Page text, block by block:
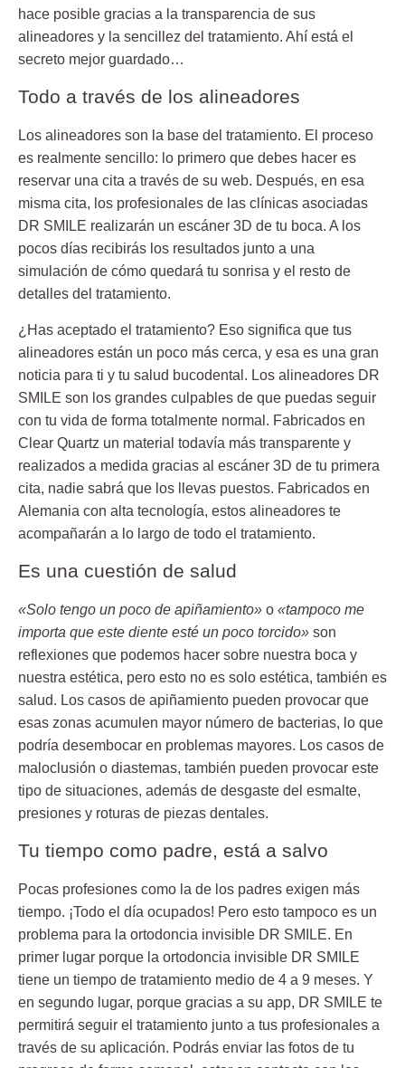
hace posible gracias a la transparencia de sus
alineadores y la sencillez del tratamiento. Ahí está el
secreto mejor guardado…
Todo a través de los alineadores
Los alineadores son la base del tratamiento. El proceso
es realmente sencillo: lo primero que debes hacer es
reservar una cita a través de su web. Después, en esa
misma cita, los profesionales de las clínicas asociadas
DR SMILE realizarán un escáner 3D de tu boca. A los
pocos días recibirás los resultados junto a una
simulación de cómo quedará tu sonrisa y el resto de
detalles del tratamiento.
¿Has aceptado el tratamiento? Eso significa que tus
alineadores están un poco más cerca, y esa es una gran
noticia para ti y tu salud bucodental. Los alineadores DR
SMILE son los grandes culpables de que puedas seguir
con tu vida de forma totalmente normal. Fabricados en
Clear Quartz un material todavía más transparente y
realizados a medida gracias al escáner 3D de tu primera
cita, nadie sabrá que los llevas puestos. Fabricados en
Alemania con alta tecnología, estos alineadores te
acompañarán a lo largo de todo el tratamiento.
Es una cuestión de salud
«Solo tengo un poco de apiñamiento» o «tampoco me
importa que este diente esté un poco torcido» son
reflexiones que podemos hacer sobre nuestra boca y
nuestra estética, pero esto no es solo estética, también es
salud. Los casos de apiñamiento pueden provocar que
esas zonas acumulen mayor número de bacterias, lo que
podría desembocar en problemas mayores. Los casos de
maloclusión o diastemas, también pueden provocar este
tipo de situaciones, además de desgaste del esmalte,
presiones y roturas de piezas dentales.
Tu tiempo como padre, está a salvo
Pocas profesiones como la de los padres exigen más
tiempo. ¡Todo el día ocupados! Pero esto tampoco es un
problema para la ortodoncia invisible DR SMILE. En
primer lugar porque la ortodoncia invisible DR SMILE
tiene un tiempo de tratamiento medio de 4 a 9 meses. Y
en segundo lugar, porque gracias a su app, DR SMILE te
permitirá seguir el tratamiento junto a tus profesionales a
través de su aplicación. Podrás enviar las fotos de tu